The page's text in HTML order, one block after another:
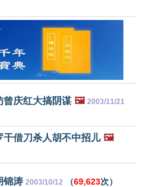
曾庆红大搞阴谋 🖼️ 2003/11/21
借刀杀人胡不中招儿 🖼️
锦涛 2003/10/12 （69,623次）